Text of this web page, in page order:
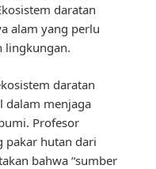
daratan
alam yang perlu
lingkungan.
daratan
dalam menjaga
Profesor
pakar hutan dari
bahwa “sumber